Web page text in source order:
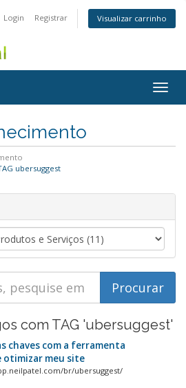
Login Registrar Visualizar carrinho
ubersuggest
com TAG 'ubersuggest'
chaves com a ferramenta
otimizar meu site
br/ubersuggest/